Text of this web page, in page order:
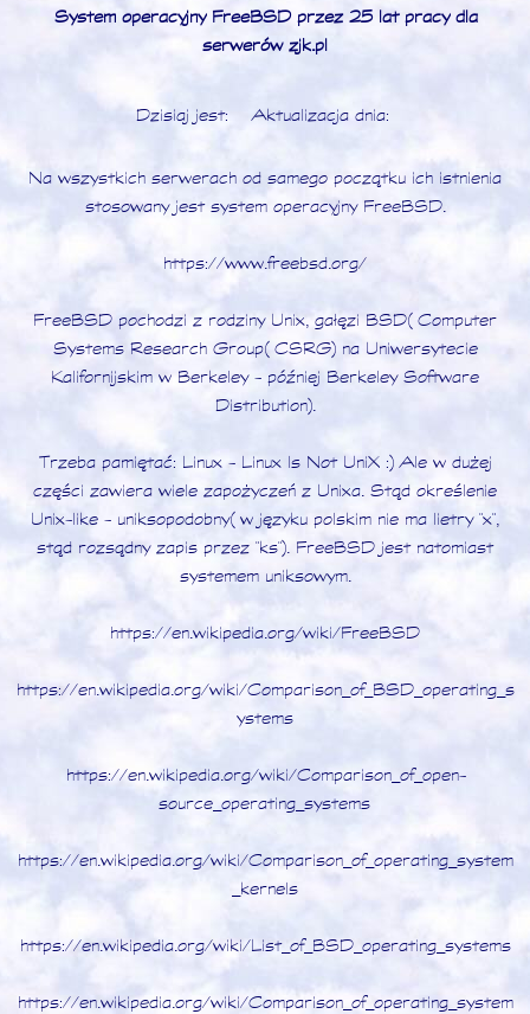
System operacyjny FreeBSD przez 25 lat pracy dla
serwerów zjk.pl
Dzisiaj jest: Aktualizacja dnia:
Na wszystkich serwerach od samego początku ich istnienia
stosowany jest system operacyjny FreeBSD.
https://www.freebsd.org/
FreeBSD pochodzi z rodziny Unix, gałęzi BSD (Computer
Systems Research Group (CSRG) na Uniwersytecie
Kalifornijskim w Berkeley - później Berkeley Software
Distribution).
Trzeba pamiętać: Linux - Linux Is Not UniX :) Ale w dużej
części zawiera wiele zapożyczeń z Unixa. Stąd określenie
Unix-like - uniksopodobny (w języku polskim nie ma lietry "x",
stąd rozsądny zapis przez "ks"). FreeBSD jest natomiast
systemem uniksowym.
https://en.wikipedia.org/wiki/FreeBSD
https://en.wikipedia.org/wiki/Comparison_of_BSD_operating_s
ystems
https://en.wikipedia.org/wiki/Comparison_of_open-
source_operating_systems
https://en.wikipedia.org/wiki/Comparison_of_operating_system
_kernels
https://en.wikipedia.org/wiki/List_of_BSD_operating_systems
https://en.wikipedia.org/wiki/Comparison_of_operating_system